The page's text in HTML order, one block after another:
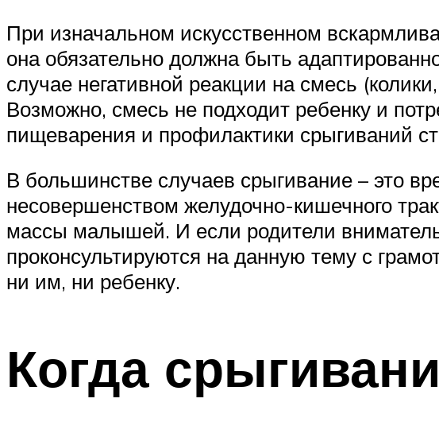
При изначальном искусственном
она обязательно должна быть
случае негативной реакции на смесь
Возможно, смесь не подходит ребенку и
пищеварения и профилактики срыгиваний
В большинстве случаев срыгивание – это
несовершенством желудочно-кишечного
массы малышей. И если родители
проконсультируются на данную тему с
ни им, ни ребенку.
Когда